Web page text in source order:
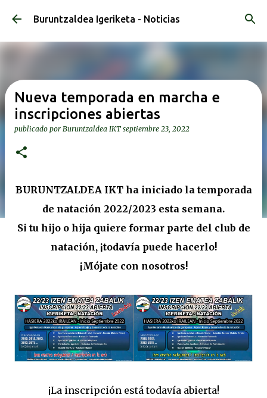
Ir al contenido principal
Buruntzaldea Igeriketa - Noticias
Nueva temporada en marcha e
inscripciones abiertas
publicado por Buruntzaldea IKT septiembre 23, 2022
BURUNTZALDEA IKT ha iniciado la temporada
de natación 2022/2023 esta semana.
Si tu hijo o hija quiere formar parte del club de
natación, ¡todavía puede hacerlo!
¡Mójate con nosotros!
¡La inscripción está todavía abierta!